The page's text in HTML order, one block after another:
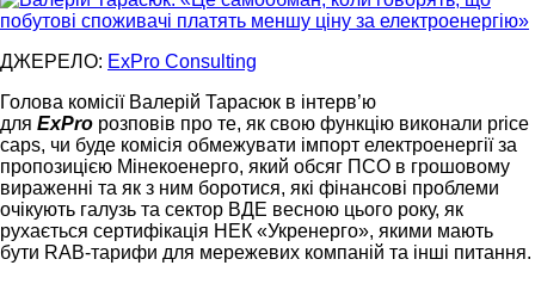
ДЖЕРЕЛО: ExPro Consulting
Голова комісії Валерій Тарасюк в інтерв’ю
для ExPro розповів про те, як свою функцію виконали price
caps, чи буде комісія обмежувати імпорт електроенергії за
пропозицією Мінекоенерго, який обсяг ПСО в грошовому
вираженні та як з ним боротися, які фінансові проблеми
очікують галузь та сектор ВДЕ весною цього року, як
рухається сертифікація НЕК «Укренерго», якими мають
бути RAB-тарифи для мережевих компаній та інші питання.